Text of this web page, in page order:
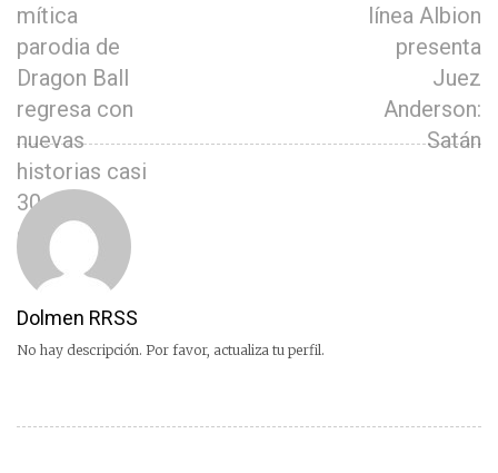
mítica
parodia de
Dragon Ball
regresa con
nuevas
historias casi
30 años
después
línea Albion
presenta
Juez
Anderson:
Satán
Dolmen RRSS
No hay descripción. Por favor, actualiza tu perfil.